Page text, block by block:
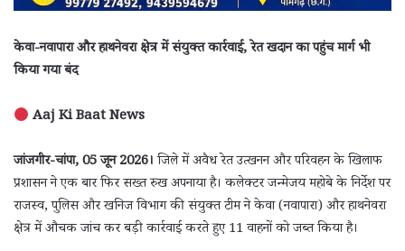
केवा-नवापारा और हाथनेवरा क्षेत्र में संयुक्त कार्रवाई, रेत खदान का पहुंच मार्ग भी
किया गया बंद
Aaj Ki Baat News
जांजगीर-चांपा, 05 जून 2026।जिले में अवैध रेत उत्खनन और परिवहन के खिलाफ
प्रशासन ने एक बार फिर सख्त रुख अपनाया है। कलेक्टर जन्मेजय महोबे के निर्देश पर
राजस्व, पुलिस और खनिज विभाग की संयुक्त टीम ने केवा (नवापारा) और हाथनेवरा
क्षेत्र में औचक जांच कर बड़ी कार्रवाई करते हुए 11 वाहनों को जब्त किया है।